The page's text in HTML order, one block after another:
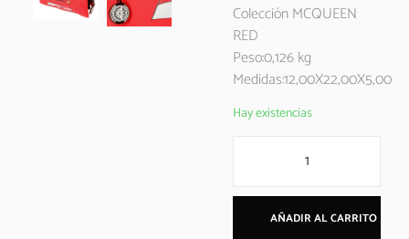
Colección MCQUEEN
RED
Peso:0,126 kg
Medidas:12,00X22,00X5,00
Hay existencias
AÑADIR AL CARRITO